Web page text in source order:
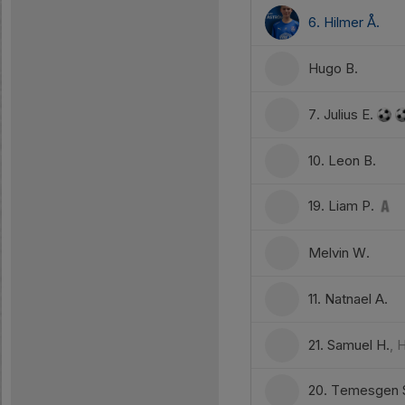
6. Hilmer Å.
Hugo B.
7. Julius E.
10. Leon B.
19. Liam P.
Melvin W.
11. Natnael A.
21. Samuel H.,
20. Temesgen